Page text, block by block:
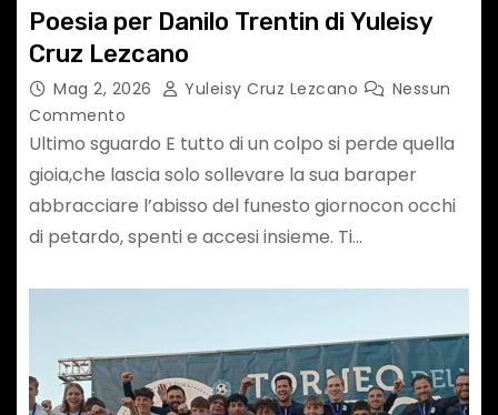
Poesia per Danilo Trentin di Yuleisy
Cruz Lezcano
Mag 2, 2026 Yuleisy Cruz Lezcano
Nessun
Commento
Ultimo sguardo E tutto di un colpo si perde quella
gioia,che lascia solo sollevare la sua baraper
abbracciare l’abisso del funesto giornocon occhi
di petardo, spenti e accesi insieme. Ti…